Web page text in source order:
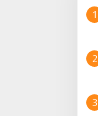
1
2
3